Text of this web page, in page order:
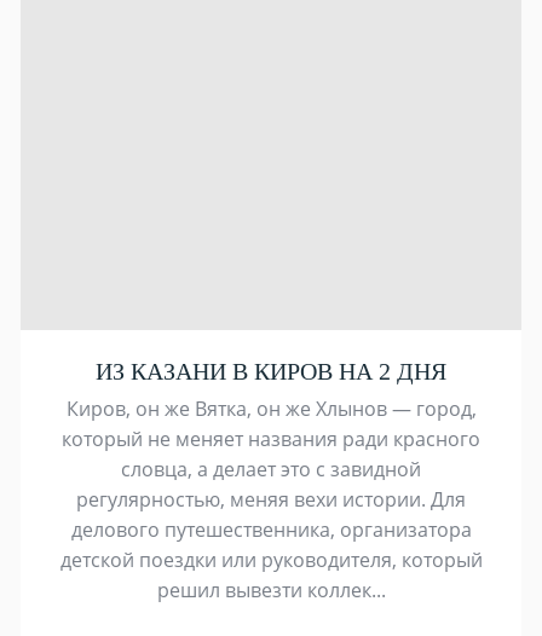
ИЗ КАЗАНИ В КИРОВ НА 2 ДНЯ
Киров, он же Вятка, он же Хлынов — город,
который не меняет названия ради красного
словца, а делает это с завидной
регулярностью, меняя вехи истории. Для
делового путешественника, организатора
детской поездки или руководителя, который
решил вывезти коллек...